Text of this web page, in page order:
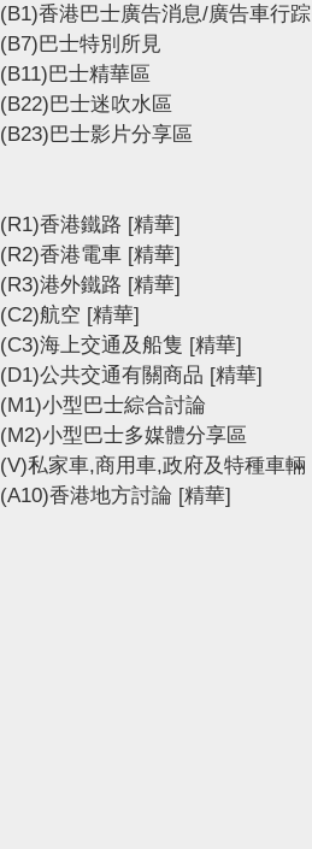
(B1)香港巴士廣告消息/廣告車行踪
(B7)巴士特別所見
(B11)巴士精華區
(B22)巴士迷吹水區
(B23)巴士影片分享區
(R1)香港鐵路 [精華]
(R2)香港電車 [精華]
(R3)港外鐵路 [精華]
(C2)航空 [精華]
(C3)海上交通及船隻 [精華]
(D1)公共交通有關商品 [精華]
(M1)小型巴士綜合討論
(M2)小型巴士多媒體分享區
(V)私家車,商用車,政府及特種車輛
(A10)香港地方討論 [精華]